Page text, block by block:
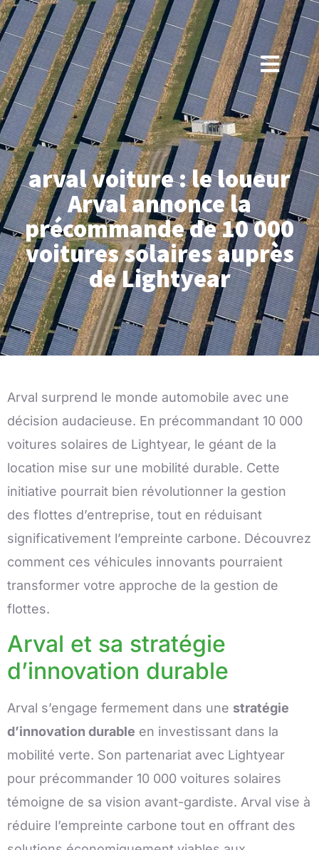
arval voiture : le loueur
Arval annonce la
précommande de 10 000
voitures solaires auprès
de Lightyear
Arval surprend le monde automobile avec une
décision audacieuse. En précommandant 10 000
voitures solaires de Lightyear, le géant de la
location mise sur une mobilité durable. Cette
initiative pourrait bien révolutionner la gestion
des flottes d’entreprise, tout en réduisant
significativement l’empreinte carbone. Découvrez
comment ces véhicules innovants pourraient
transformer votre approche de la gestion de
flottes.
Arval et sa stratégie
d’innovation durable
Arval s’engage fermement dans une stratégie
d’innovation durable en investissant dans la
mobilité verte. Son partenariat avec Lightyear
pour précommander 10 000 voitures solaires
témoigne de sa vision avant-gardiste. Arval vise à
réduire l’empreinte carbone tout en offrant des